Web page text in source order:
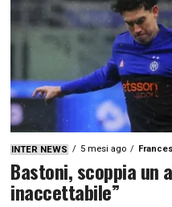
INTER NEWS 5 mesi ago
Bastoni, scoppia un
inaccettabile”